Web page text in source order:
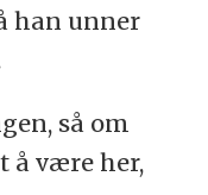
han unner
så om
å være her,